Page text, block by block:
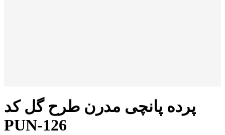
پرده پانچی مدرن طرح گل کد
PUN-126